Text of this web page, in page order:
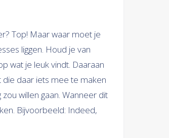
Top! Maar waar moet je
liggen. Houd je van
wat je leuk vindt. Daaraan
die daar iets mee te maken
willen gaan. Wanneer dit
Bijvoorbeeld: Indeed,